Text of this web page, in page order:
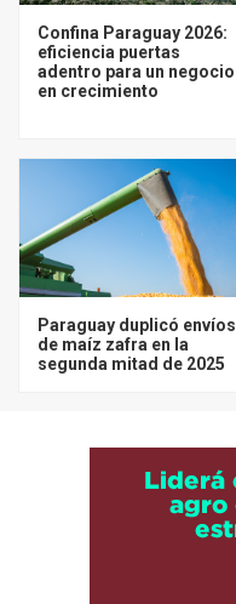
Confina Paraguay 2026:
eficiencia puertas
adentro para un negocio
en crecimiento
Paraguay duplicó envíos
de maíz zafra en la
segunda mitad de 2025